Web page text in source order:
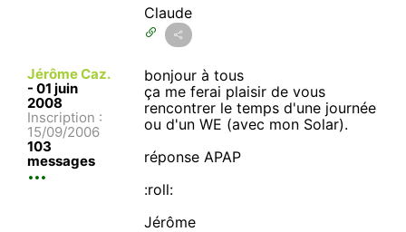
Claude
Jérôme Caz.
- 01 juin
2008
Inscription :
15/09/2006
103
messages
bonjour à tous
ça me ferai plaisir de vous
rencontrer le temps d'une journée
ou d'un WE (avec mon Solar).
réponse APAP
:roll:
Jérôme